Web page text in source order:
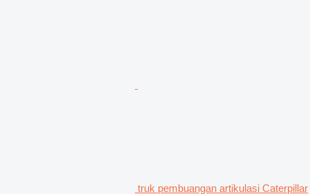
truk pembuangan artikulasi Caterpillar